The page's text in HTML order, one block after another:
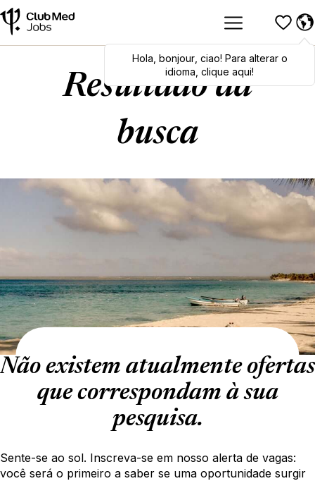
Hola,bonjour,ciao! To switch
languages, click here!
Hola bonjour, ciao! Para alterar o
idioma, clique aqui!
Resultado da
busca
Não existem atualmente ofertas
que correspondam à sua
pesquisa.
Sente-se ao sol. Inscreva-se em nosso alerta de vagas:
você será o primeiro a saber se uma oportunidade surgir